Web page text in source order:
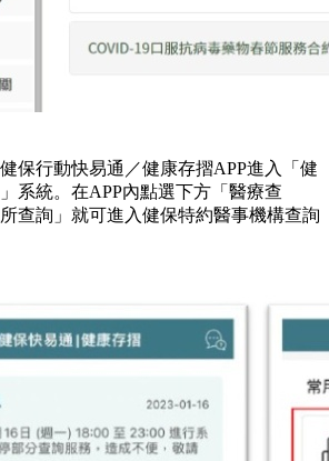
保行動快易通／健康存摺APP進入「健
系統。在APP內點選下方「醫療查
查詢」就可進入健保特約醫事機構查詢